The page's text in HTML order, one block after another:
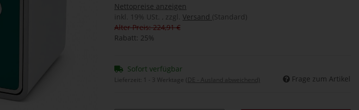
Nettopreise anzeigen
inkl. 19% USt. , zzgl. Versand (Standard)
Alter Preis: 224,91 €
Rabatt: 25%
Sofort verfügbar
Lieferzeit: 1 - 3 Werktage (DE - Ausland abweichend) Frage zum Artikel